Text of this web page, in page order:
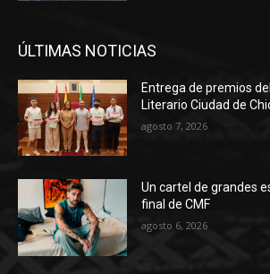
ÚLTIMAS NOTICIAS
Entrega de premios
Literario Ciudad de
agosto 7, 2026
Un cartel de grandes
final de CMF
agosto 6, 2026